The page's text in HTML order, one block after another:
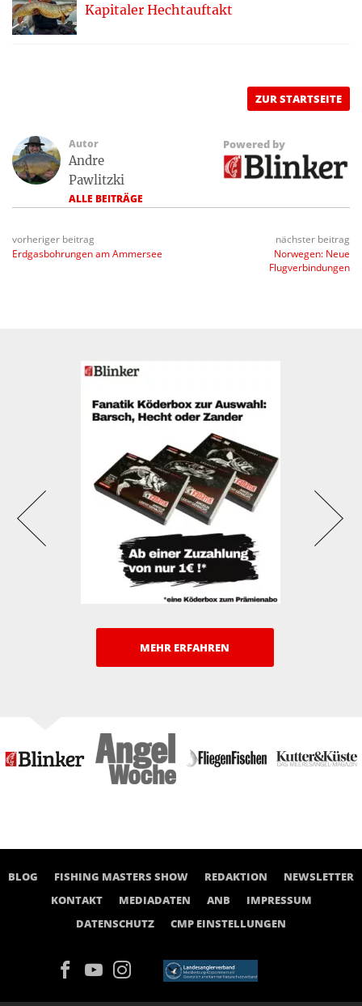
Kapitaler Hechtauftakt
ZUR STARTSEITE
Autor
Andre
Pawlitzki
ALLE BEITRÄGE
Powered by
vorheriger beitrag
Erdgasbohrungen am Ammersee
nächster beitrag
Norwegen: Neue
Flugverbindungen
MEHR ERFAHREN
BLOG FISHING MASTERS SHOW REDAKTION
NEWSLETTER
KONTAKT
MEDIADATEN ANB
IMPRESSUM
DATENSCHUTZ
CMP EINSTELLUNGEN